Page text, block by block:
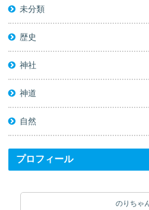
未分類
歴史
神社
神道
自然
プロフィール
のりちゃん